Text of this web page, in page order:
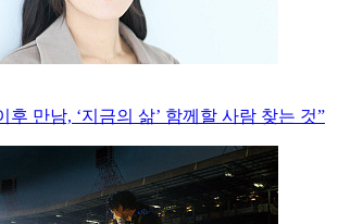
후 만남, ‘지금의 삶’ 함께할 사람 찾는 것”